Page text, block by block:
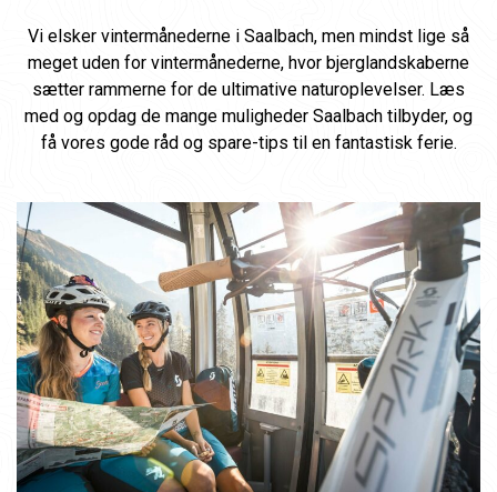
Vi elsker vintermånederne i Saalbach, men mindst lige så
meget uden for vintermånederne, hvor bjerglandskaberne
sætter rammerne for de ultimative naturoplevelser. Læs
med og opdag de mange muligheder Saalbach tilbyder, og
få vores gode råd og spare-tips til en fantastisk ferie.